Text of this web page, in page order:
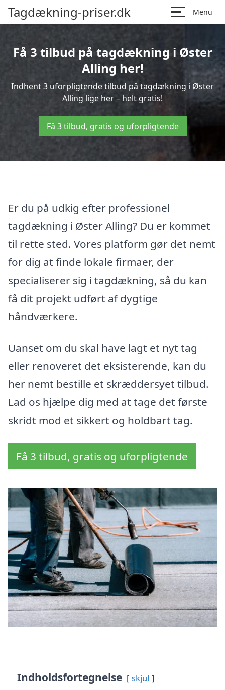
Tagdækning-priser.dk Menu
Få 3 tilbud på tagdækning i Øster
Alling her!
Indhent 3 uforpligtende tilbud på tagdækning i Øster
Alling lige her – helt gratis!
Få 3 tilbud, gratis og uforpligtende
Er du på udkig efter professionel
tagdækning i Øster Alling? Du er kommet
til rette sted. Vores platform gør det nemt
for dig at finde lokale firmaer, der
specialiserer sig i tagdækning, så du kan
få dit projekt udført af dygtige
håndværkere.
Uanset om du skal have lagt et nyt tag
eller renoveret det eksisterende, kan du
her nemt bestille et skræddersyet tilbud.
Lad os hjælpe dig med at tage det første
skridt mod et sikkert og holdbart tag.
Få 3 tilbud, gratis og uforpligtende
Indholdsfortegnelse skjul